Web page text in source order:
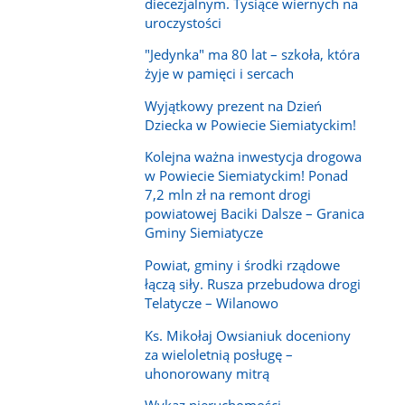
uroczystości
"Jedynka" ma 80 lat – szkoła, która
żyje w pamięci i sercach
Wyjątkowy prezent na Dzień
Dziecka w Powiecie Siemiatyckim!
Kolejna ważna inwestycja drogowa
w Powiecie Siemiatyckim! Ponad
7,2 mln zł na remont drogi
powiatowej Baciki Dalsze – Granica
Gminy Siemiatycze
Powiat, gminy i środki rządowe
łączą siły. Rusza przebudowa drogi
Telatycze – Wilanowo
Ks. Mikołaj Owsianiuk doceniony
za wieloletnią posługę –
uhonorowany mitrą